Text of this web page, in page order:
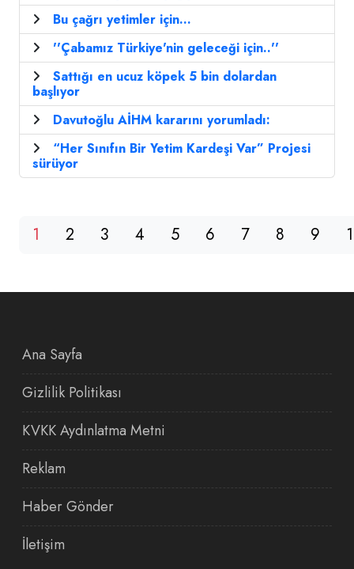
Bu çağrı yetimler için...
''Çabamız Türkiye'nin geleceği için..''
Sattığı en ucuz köpek 5 bin dolardan
başlıyor
Davutoğlu AİHM kararını yorumladı:
“Her Sınıfın Bir Yetim Kardeşi Var” Projesi
sürüyor
1 2 3 4 5 6 7 8 9
Ana Sayfa
Gizlilik Politikası
KVKK Aydınlatma Metni
Reklam
Haber Gönder
İletişim